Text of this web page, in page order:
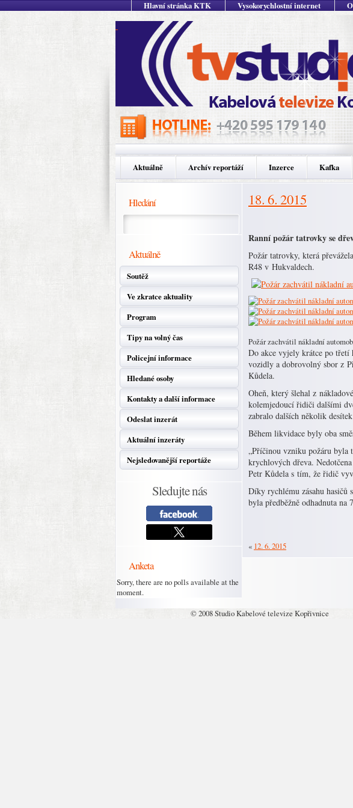
Hlavní stránka KTK Vysokorychlostní internet
Aktuálně Archív reportáží Inzerce Kafka
Hledání
Aktuálně
Soutěž
Ve zkratce aktuality
Program
Tipy na volný čas
Policejní informace
Hledané osoby
Kontakty a další informace
Odeslat inzerát
Aktuální inzeráty
Nejsledovanější reportáže
Sledujte nás
Anketa
Sorry, there are no polls available at the
moment.
18. 6. 2015
Ranní požár tatrovky se
Požár tatrovky, která
R48 v Hukvaldech.
Požár zachvátil nákladní
Do akce vyjely krátce po třetí
vozidly a dobrovolný sbor z
Kůdela.
Oheň, který šlehal z
kolemjedoucí řidiči dalšími
zabralo dalších několik
Během likvidace byly oba
„Příčinou vzniku požáru byla
krychlových dřeva.
Petr Kůdela s tím, že řidič
Díky rychlému zásahu hasičů
byla předběžně odhadnuta na
« 12. 6. 2015
© 2008 Studio Kabelové televize Kopřivnice